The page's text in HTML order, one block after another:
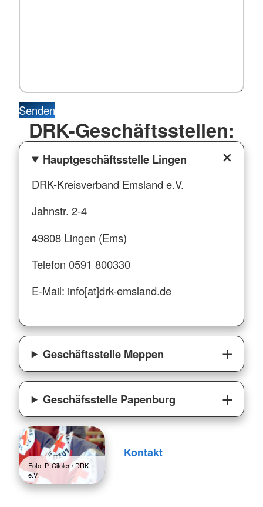
Senden
DRK-Geschäftsstellen:
Hauptgeschäftsstelle Lingen
DRK-Kreisverband Emsland e.V.
Jahnstr. 2-4
49808 Lingen (Ems)
Telefon 0591 800330
E-Mail: info[at]drk-emsland.de
Geschäftsstelle Meppen
Geschäfsstelle Papenburg
Foto: P. Citoler / DRK
e.V.
Kontakt